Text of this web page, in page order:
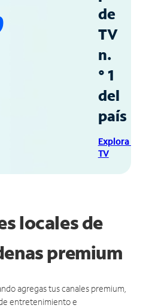
de
TV
n.
° 1
del
país
Explora
TV
locales de
premium
agregas tus canales premium,
entretenimiento e